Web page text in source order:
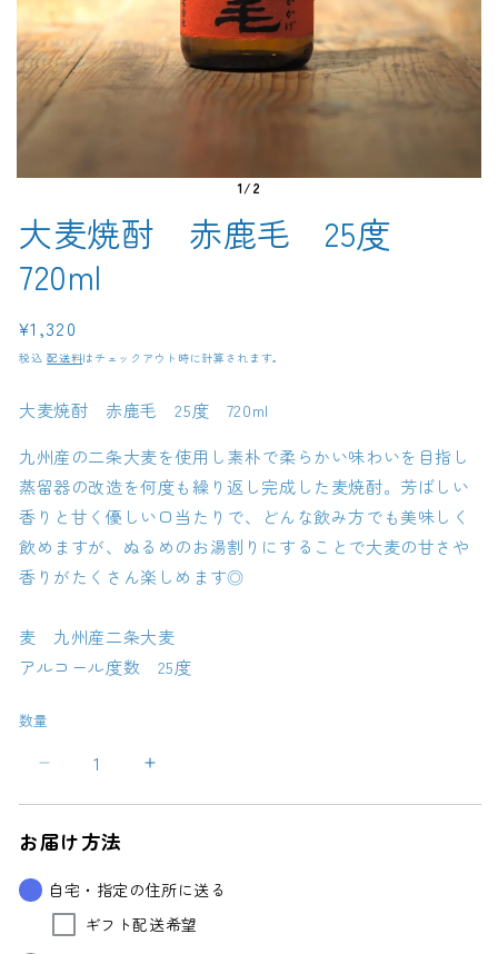
1/2
大麦焼酎 赤鹿毛 25度
720ml
通
常
格
¥1,320
税込配送料はチェックアウト時に計算されます。
大麦焼酎 赤鹿毛 25度 720ml
九州産の二条大麦を使用し素朴で柔らかい味わいを目指し
蒸留器の改造を何度も繰り返し完成した麦焼酎。芳ばしい
香りと甘く優しい口当たりで、どんな飲み方でも美味しく
飲めますが、ぬるめのお湯割りにすることで大麦の甘さや
香りがたくさん楽しめます◎
麦 九州産二条大麦
アルコール度数 25度
数量
麦
酎
赤
鹿
毛
大
麦
赤
毛
お届け方法
自宅・指定の住所に送る
ギフト配送希望